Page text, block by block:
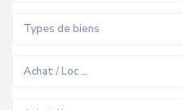
Types de biens
Achat / Loc …